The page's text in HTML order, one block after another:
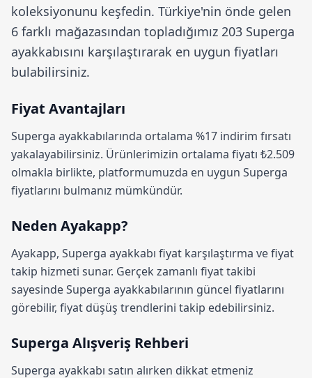
koleksiyonunu keşfedin. Türkiye'nin önde gelen
6 farklı mağazasından topladığımız 203 Superga
ayakkabısını karşılaştırarak en uygun fiyatları
bulabilirsiniz.
Fiyat Avantajları
Superga ayakkabılarında ortalama %17 indirim fırsatı
yakalayabilirsiniz. Ürünlerimizin ortalama fiyatı ₺2.509
olmakla birlikte, platformumuzda en uygun Superga
fiyatlarını bulmanız mümkündür.
Neden Ayakapp?
Ayakapp, Superga ayakkabı fiyat karşılaştırma ve fiyat
takip hizmeti sunar. Gerçek zamanlı fiyat takibi
sayesinde Superga ayakkabılarının güncel fiyatlarını
görebilir, fiyat düşüş trendlerini takip edebilirsiniz.
Superga Alışveriş Rehberi
Superga ayakkabı satın alırken dikkat etmeniz